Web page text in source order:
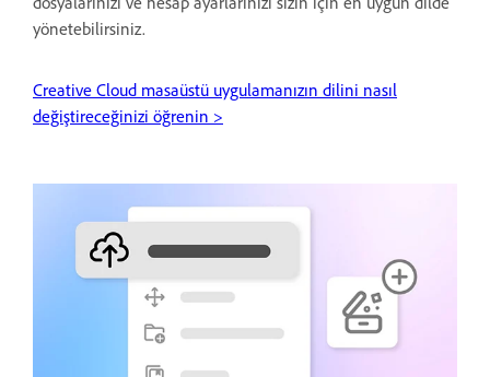
yönetebilirsiniz.
Creative Cloud masaüstü uygulamanızın dilini nasıl
değiştireceğinizi öğrenin >